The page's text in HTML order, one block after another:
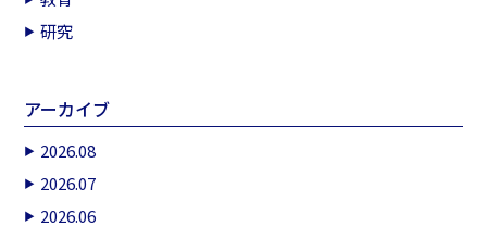
研究
アーカイブ
2026.08
2026.07
2026.06